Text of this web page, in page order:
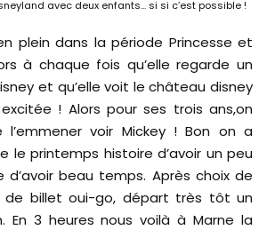
avec deux enfants… si si c’est possible !
à chaque fois qu’elle regarde un
et qu’elle voit le château disney
! Alors pour ses trois ans,on
voir Mickey ! Bon on a
le printemps histoire d’avoir un peu
d’avoir beau temps. Après choix de
de billet oui-go, départ très tôt un
En 3 heures nous voilà à Marne la